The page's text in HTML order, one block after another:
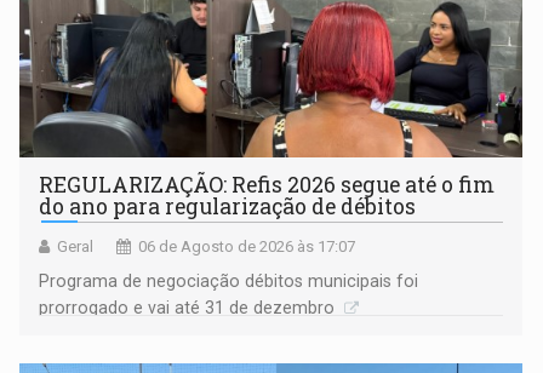
REGULARIZAÇÃO: Refis 2026 segue até o fim
do ano para regularização de débitos
Geral 06 de Agosto de 2026 às 17:07
Programa de negociação débitos municipais foi
prorrogado e vai até 31 de dezembro